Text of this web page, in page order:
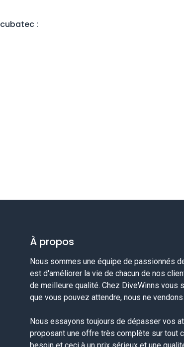
:
À propos
Nous sommes une équipe de passionnés
est d'améliorer la vie de chacun de nos
de meilleure qualité. Chez DiveWinns vous
que vous pouvez attendre, nous ne
Nous essayons toujours de dépasser vos
proposant une offre très complète sur tout